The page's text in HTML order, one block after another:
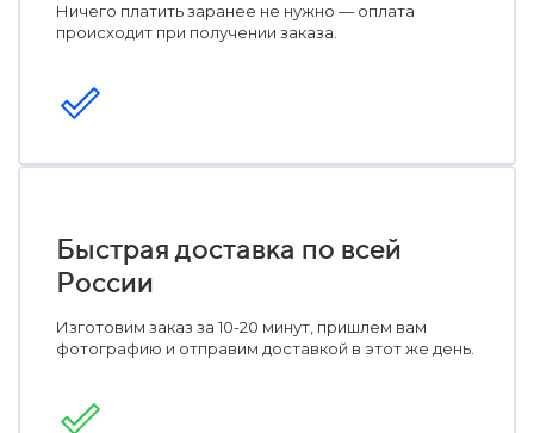
Ничего платить заранее не нужно — оплата
происходит при получении заказа.
Быстрая доставка по всей
России
Изготовим заказ за 10-20 минут, пришлем вам
фотографию и отправим доставкой в этот же день.